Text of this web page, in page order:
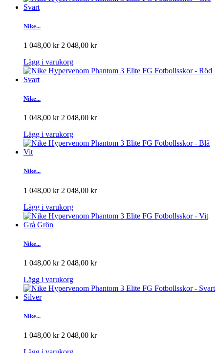
Nike...
1 048,00 kr 2 048,00 kr
Lägg i varukorg
Nike...
1 048,00 kr 2 048,00 kr
Lägg i varukorg
Nike...
1 048,00 kr 2 048,00 kr
Lägg i varukorg
Nike...
1 048,00 kr 2 048,00 kr
Lägg i varukorg
Nike...
1 048,00 kr 2 048,00 kr